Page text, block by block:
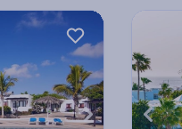
Next